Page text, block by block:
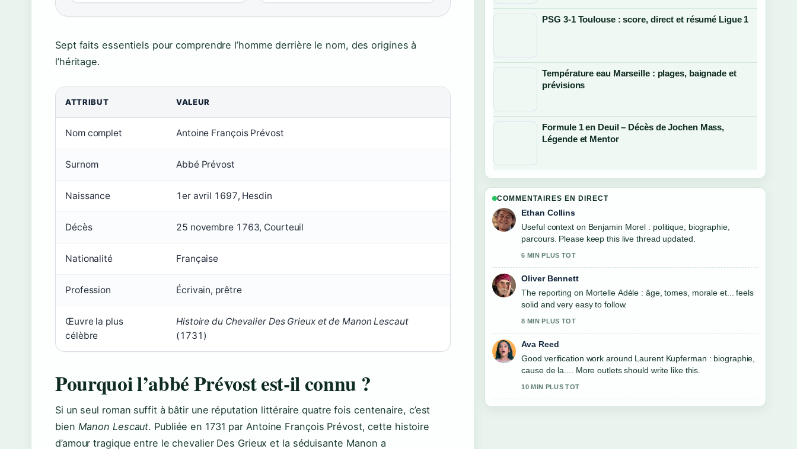
Sept faits essentiels pour comprendre l’homme derrière le nom, des origines à
l’héritage.
ATTRIBUT VALEUR
Nom complet Antoine François Prévost
Surnom Abbé Prévost
Naissance 1er avril 1697, Hesdin
Décès 25 novembre 1763, Courteuil
Nationalité Française
Profession Écrivain, prêtre
Œuvre la plus
célèbre
Histoire du Chevalier Des Grieux et de Manon Lescaut
(1731)
Pourquoi l’abbé Prévost est-il connu ?
Si un seul roman suffit à bâtir une réputation littéraire quatre fois centenaire, c’est
bien Manon Lescaut. Publiée en 1731 par Antoine François Prévost, cette histoire
d’amour tragique entre le chevalier Des Grieux et la séduisante Manon a
PSG 3-1 Toulouse : score, direct et résumé Ligue 1
Température eau Marseille : plages, baignade et
prévisions
Formule 1 en Deuil – Décès de Jochen Mass,
Légende et Mentor
COMMENTAIRES EN DIRECT
Ethan Collins
Useful context on Benjamin Morel : politique, biographie,
parcours. Please keep this live thread updated.
6 MIN PLUS TOT
Oliver Bennett
The reporting on Mortelle Adèle : âge, tomes, morale et... feels
solid and very easy to follow.
8 MIN PLUS TOT
Ava Reed
Good verification work around Laurent Kupferman : biographie,
cause de la.... More outlets should write like this.
10 MIN PLUS TOT